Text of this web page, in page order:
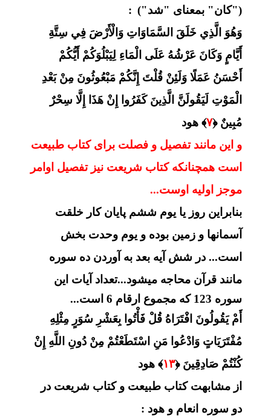
("کان" بمعنای "شد") :
وَهُوَ الَّذِي خَلَقَ السَّمَاوَاتِ وَالْأَرْضَ فِي سِتَّةِ
أَيَّامٍ وَكَانَ عَرْشُهُ عَلَى الْمَاءِ لِيَبْلُوَكُمْ أَيُّكُمْ
أَحْسَنُ عَمَلًا وَلَئِنْ قُلْتَ إِنَّكُمْ مَبْعُوثُونَ مِنْ بَعْدِ
الْمَوْتِ لَيَقُولَنَّ الَّذِينَ كَفَرُوا إِنْ هَذَا إِلَّا سِحْرٌ
مُبِينٌ ﴿۷﴾ هود
و این مانند تفصیل و فصلت برای کتاب طبیعت
است همچنانکه کتاب شریعت نیز تفصیل اوامر
موجز اولیه اوست...
بنابراین روز یا یوم ششم پایان کار خلقت
آسمانها و زمین بوده و یوم وحدت بخش
است... در شش آیه بعد به آوردن ده سوره
مانند قرآن محاجه میشود...تعداد آیات این
سوره 123 که مجموع ارقام 6 است
...
أَمْ يَقُولُونَ افْتَرَاهُ قُلْ فَأْتُوا بِعَشْرِ سُوَرٍ مِثْلِهِ
مُفْتَرَيَاتٍ وَادْعُوا مَنِ اسْتَطَعْتُمْ مِنْ دُونِ اللَّهِ إِنْ
كُنْتُمْ صَادِقِينَ ﴿۱۳﴾ هود
از مشابهت کتاب طبیعت و کتاب شریعت در
دو سوره انعام و هود :